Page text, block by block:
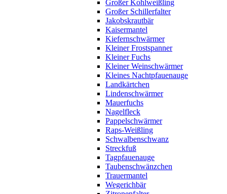
Großer Kohlweißling
Großer Schillerfalter
Jakobskrautbär
Kaisermantel
Kiefernschwärmer
Kleiner Frostspanner
Kleiner Fuchs
Kleiner Weinschwärmer
Kleines Nachtpfauenauge
Landkärtchen
Lindenschwärmer
Mauerfuchs
Nagelfleck
Pappelschwärmer
Raps-Weißling
Schwalbenschwanz
Streckfuß
Tagpfauenauge
Taubenschwänzchen
Trauermantel
Wegerichbär